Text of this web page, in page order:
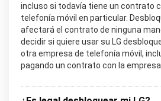
incluso si todavía tiene un contrato
telefonía móvil en particular.
afectará el contrato de ninguna
decidir si quiere usar su LG
otra empresa de telefonía móvil,
pagando un contrato con la empresa